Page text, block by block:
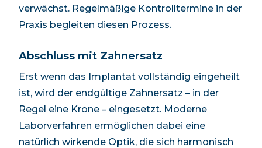
verwächst. Regelmäßige Kontrolltermine in der
Praxis begleiten diesen Prozess.
Abschluss mit Zahnersatz
Erst wenn das Implantat vollständig eingeheilt
ist, wird der endgültige Zahnersatz – in der
Regel eine Krone – eingesetzt. Moderne
Laborverfahren ermöglichen dabei eine
natürlich wirkende Optik, die sich harmonisch